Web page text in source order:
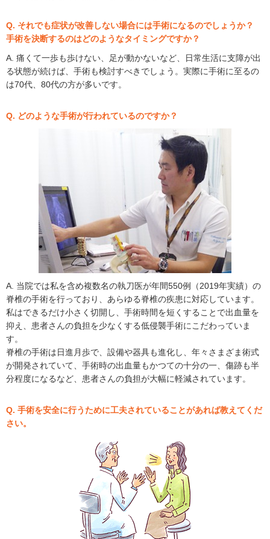
Q. それでも症状が改善しない場合には手術になるのでしょうか？
手術を決断するのはどのようなタイミングですか？
A. 痛くて一歩も歩けない、足が動かないなど、日常生活に支障が出
る状態が続けば、手術も検討すべきでしょう。実際に手術に至るの
は70代、80代の方が多いです。
Q. どのような手術が行われているのですか？
A. 当院では私を含め複数名の執刀医が年間550例（2019年実績）の
脊椎の手術を行っており、あらゆる脊椎の疾患に対応しています。
私はできるだけ小さく切開し、手術時間を短くすることで出血量を
抑え、患者さんの負担を少なくする低侵襲手術にこだわっていま
す。
脊椎の手術は日進月歩で、設備や器具も進化し、年々さまざま術式
が開発されていて、手術時の出血量もかつての十分の一、傷跡も半
分程度になるなど、患者さんの負担が大幅に軽減されています。
Q. 手術を安全に行うために工夫されていることがあれば教えてくだ
さい。